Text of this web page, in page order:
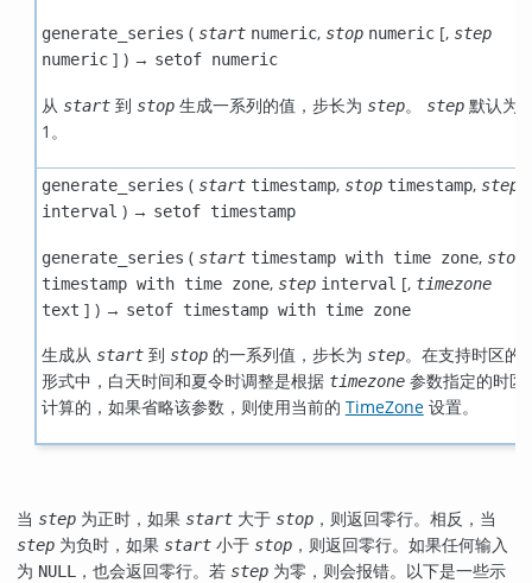
generate_series ( start numeric, stop numeric[, step
numeric ] ) → setof numeric
从 start到 stop生成一系列的值，步长为 step。 step默认为
1。
generate_series ( start timestamp, stop timestamp, step
interval ) → setof timestamp
generate_series ( start timestamp with time zone, stop
timestamp with time zone, step interval [, timezone
text ] ) → setof timestamp with time zone
生成从 start到 stop的一系列值，步长为 step。在支持时区的
形式中，白天时间和夏令时调整是根据 timezone参数指定的时区
计算的，如果省略该参数，则使用当前的 TimeZone设置。
当 step 为正时，如果 start 大于 stop ，则返回零行。相反，当
step 为负时，如果 start 小于 stop ，则返回零行。如果任何输入
为 NULL ，也会返回零行。若 step 为零，则会报错。以下是一些示